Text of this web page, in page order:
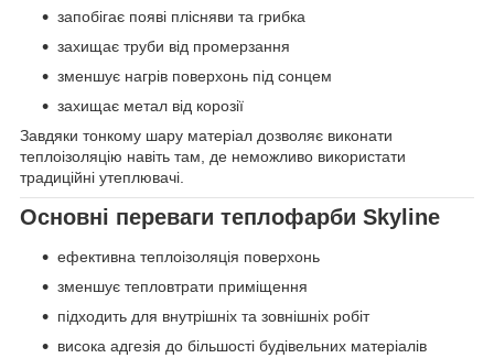
запобігає появі плісняви та грибка
захищає труби від промерзання
зменшує нагрів поверхонь під сонцем
захищає метал від корозії
Завдяки тонкому шару матеріал дозволяє виконати
теплоізоляцію навіть там, де неможливо використати
традиційні утеплювачі.
Основні переваги теплофарби Skyline
ефективна теплоізоляція поверхонь
зменшує тепловтрати приміщення
підходить для внутрішніх та зовнішніх робіт
висока адгезія до більшості будівельних матеріалів